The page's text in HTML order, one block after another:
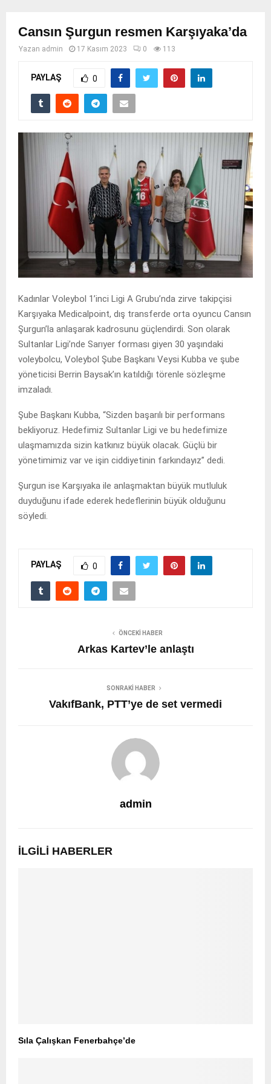
Cansın Şurgun resmen Karşıyaka’da
Yazan admin 17 Kasım 2023 0 113
PAYLAŞ 0
Kadınlar Voleybol 1’inci Ligi A Grubu’nda zirve takipçisi
Karşıyaka Medicalpoint, dış transferde orta oyuncu Cansın
Şurgun’la anlaşarak kadrosunu güçlendirdi. Son olarak
Sultanlar Ligi’nde Sarıyer forması giyen 30 yaşındaki
voleybolcu, Voleybol Şube Başkanı Veysi Kubba ve şube
yöneticisi Berrin Baysak’ın katıldığı törenle sözleşme
imzaladı.
Şube Başkanı Kubba, “Sizden başarılı bir performans
bekliyoruz. Hedefimiz Sultanlar Ligi ve bu hedefimize
ulaşmamızda sizin katkınız büyük olacak. Güçlü bir
yönetimimiz var ve işin ciddiyetinin farkındayız” dedi.
Şurgun ise Karşıyaka ile anlaşmaktan büyük mutluluk
duyduğunu ifade ederek hedeflerinin büyük olduğunu
söyledi.
PAYLAŞ 0
ÖNCEKI HABER
Arkas Kartev’le anlaştı
SONRAKI HABER
VakıfBank, PTT’ye de set vermedi
admin
İLGILI HABERLER
Sıla Çalışkan Fenerbahçe’de